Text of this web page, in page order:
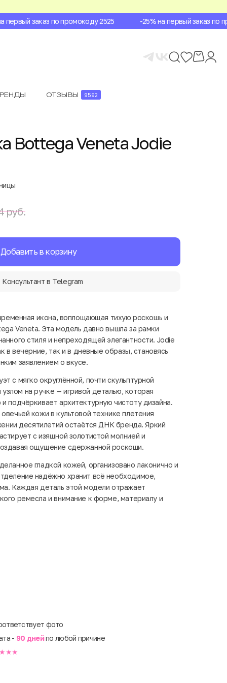
заказ по промокоду 2525 -25% на первый заказ по
ОТЗЫВЫ 9592
Bottega Veneta Jodie
руб.
Добавить в корзину
Консультант в Telegram
икона, воплощающая тихую роскошь и
Veneta. Эта модель давно вышла за рамки
стиля и непреходящей элегантности. Jodie
в вечерние, так и в дневные образы, становясь
заявлением о вкусе.
с мягко округлённой, почти скульптурной
на ручке — игривой деталью, которая
подчёркивает архитектурную чистоту дизайна.
кожи в культовой технике плетения
десятилетий остаётся ДНК бренда. Яркий
с изящной золотистой молнией и
ощущение сдержанной роскоши.
гладкой кожей, организовано лаконично и
надёжно хранит всё необходимое,
Каждая деталь этой модели отражает
ремесла и внимание к форме, материалу и
фото
- 90 днейпо любой причине